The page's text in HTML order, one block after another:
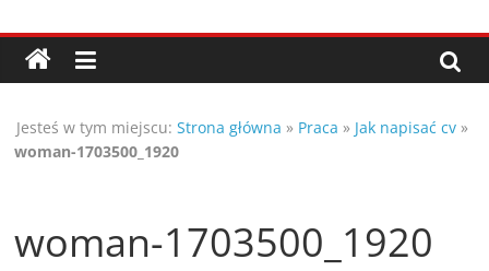
do
treści
Porady,
wskazówki
oraz
ciekawe
Jesteś w tym miejscu: Strona główna » Praca » Jak napisać cv »
woman-1703500_1920
woman-1703500_1920